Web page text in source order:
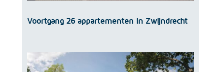
Voortgang 26 appartementen in Zwijndrecht